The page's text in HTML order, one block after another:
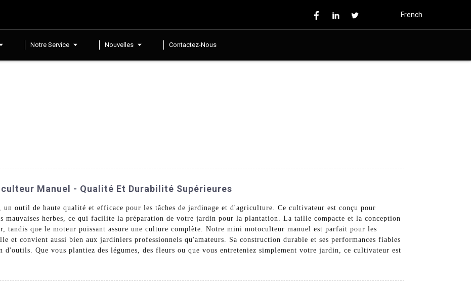
French
Notre Service Nouvelles Contactez-Nous
Manuel - Qualité Et Durabilité Supérieures
outil de haute qualité et efficace pour les tâches de jardinage et d'agriculture. Ce cultivateur est conçu pour
mauvaises herbes, ce qui facilite la préparation de votre jardin pour la plantation. La taille compacte et la conception
tandis que le moteur puissant assure une culture complète. Notre mini motoculteur manuel est parfait pour les
et convient aussi bien aux jardiniers professionnels qu'amateurs. Sa construction durable et ses performances fiables
Que vous plantiez des légumes, des fleurs ou que vous entreteniez simplement votre jardin, ce cultivateur est